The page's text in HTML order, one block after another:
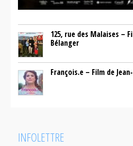
125, rue des Malaises –
Bélanger
François.e – Film de
INFOLETTRE